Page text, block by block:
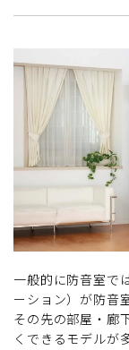
一般的に防音室で
ーション）が防音
その先の部屋・廊
くできるモデルが